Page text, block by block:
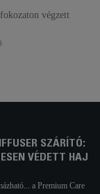
végzett
SZÁRÍTÓ:
VÉDETT HAJ
a Premium Care